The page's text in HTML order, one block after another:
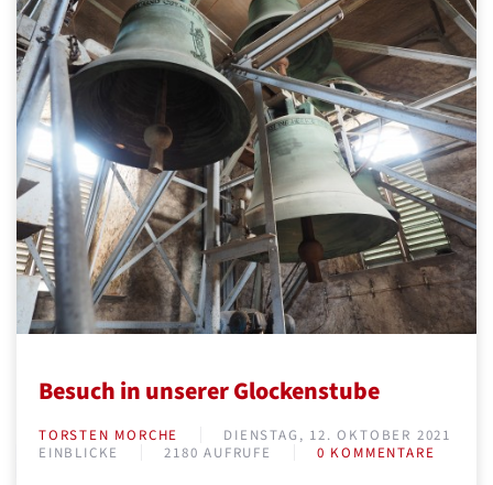
Besuch in unserer Glockenstube
TORSTEN MORCHE
DIENSTAG, 12. OKTOBER 2021
EINBLICKE
2180 AUFRUFE 0 KOMMENTARE